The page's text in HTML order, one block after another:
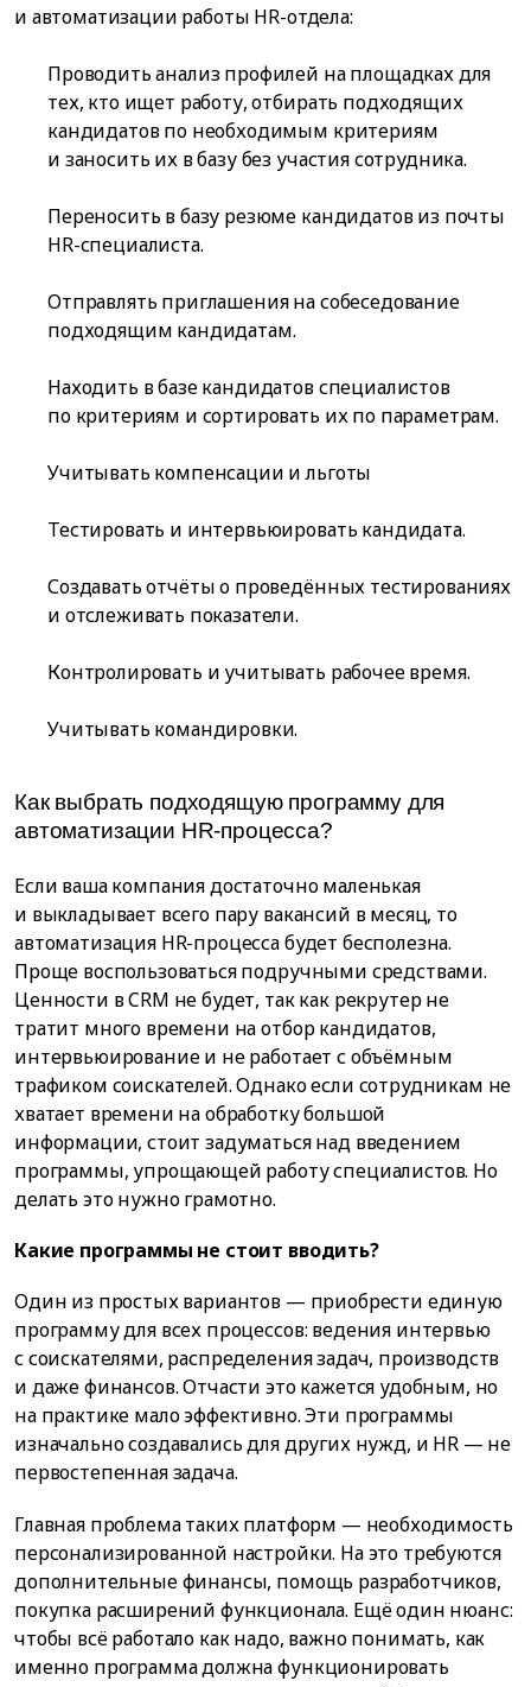
и автоматизации работы HR-отдела:
Проводить анализ профилей на площадках для
тех, кто ищет работу, отбирать подходящих
кандидатов по необходимым критериям
и заносить их в базу без участия сотрудника.
Переносить в базу резюме кандидатов из почты
HR-специалиста.
Отправлять приглашения на собеседование
подходящим кандидатам.
Находить в базе кандидатов специалистов
по критериям и сортировать их по параметрам.
Учитывать компенсации и льготы
Тестировать и интервьюировать кандидата.
Создавать отчёты о проведённых тестированиях
и отслеживать показатели.
Контролировать и учитывать рабочее время.
Учитывать командировки.
Как выбрать подходящую программу для
автоматизации HR-процесса?
Если ваша компания достаточно маленькая
и выкладывает всего пару вакансий в месяц, то
автоматизация HR-процесса будет бесполезна.
Проще воспользоваться подручными средствами.
Ценности в CRM не будет, так как рекрутер не
тратит много времени на отбор кандидатов,
интервьюирование и не работает с объёмным
трафиком соискателей. Однако если сотрудникам не
хватает времени на обработку большой
информации, стоит задуматься над введением
программы, упрощающей работу специалистов. Но
делать это нужно грамотно.
Какие программы не стоит вводить?
Один из простых вариантов — приобрести единую
программу для всех процессов: ведения интервью
с соискателями, распределения задач, производств
и даже финансов. Отчасти это кажется удобным, но
на практике мало эффективно. Эти программы
изначально создавались для других нужд, и HR — не
первостепенная задача.
Главная проблема таких платформ — необходимость
персонализированной настройки. На это требуются
дополнительные финансы, помощь разработчиков,
покупка расширений функционала. Ещё один нюанс:
чтобы всё работало как надо, важно понимать, как
именно программа должна функционировать